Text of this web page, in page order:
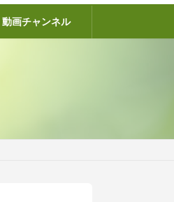
動画チャンネル